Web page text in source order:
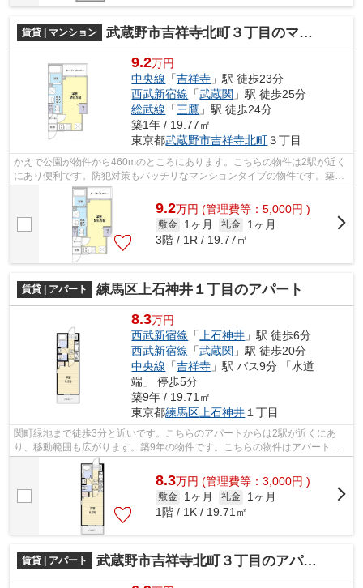
賃貸 | マンション 武蔵野市吉祥寺北町３丁目のマンション
9.2万円
中央線 「吉祥寺 」駅 徒歩23分
西武新宿線 「武蔵関 」駅 徒歩25分
総武線 「三鷹 」駅 徒歩24分
築1年 / 19.77㎡
東京都武蔵野市吉祥寺北町３丁目
かえで公園が物件から460mのところにあります。こちらの物件は2駅が近く
にあり便利です。防犯対策もバッチリなマンションタイプの物件です。築1
年の築浅物件。お求めのエリアの中から...
9.2万円 (管理費等：5,000円 )
敷金 1ヶ月 礼金
1ヶ月
3階 / 1R / 19.77㎡
賃貸 | アパート 練馬区上石神井１丁目のアパート
8.3万円
西武新宿線 「 上石神井 」駅 徒歩6分
西武新宿線 「武蔵関 」駅 徒歩20分
中央線 「吉祥寺 」駅 バス9分 「水道
端」 停歩5分
築9年 / 19.71㎡
東京都練馬区 上石神井 １丁目
関町緑地まで徒歩3分と近いです。こちらのアパートからは2駅が近くにあ
り、移動範囲も広がります。築9年の物件です。こちらの物件はアパートで
す。こだわりの賃貸物件をお探しの方は、...
8.3万円 (管理費等：3,000円 )
敷金 1ヶ月 礼金
1ヶ月
1階 / 1K / 19.71㎡
賃貸 | アパート 武蔵野市吉祥寺北町３丁目のアパート